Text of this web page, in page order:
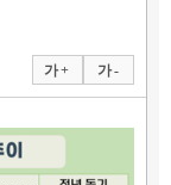
가 + 가 -